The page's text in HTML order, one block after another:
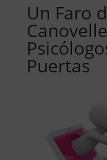
Un Faro
Puertas